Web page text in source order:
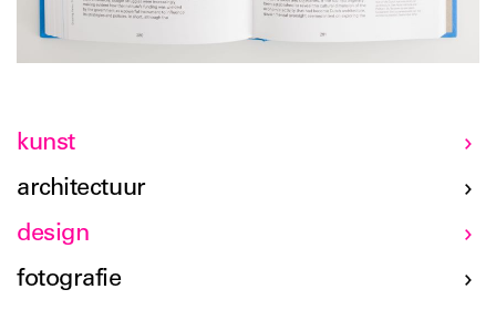
kunst
architectuur
design
fotografie